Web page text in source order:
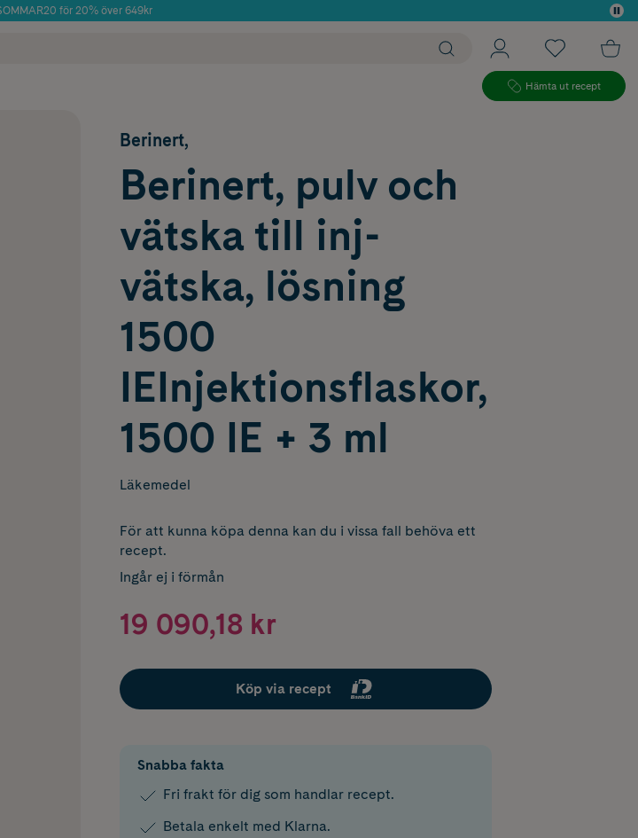
för 20% över 649kr
Hämta ut recept
Berinert,
Berinert, pulv och
vätska till inj-
vätska, lösning
1500
IEInjektionsflaskor,
1500 IE + 3 ml
Läkemedel
För att kunna köpa denna kan du i vissa fall behöva ett
recept.
Ingår ej i förmån
19 090,18 kr
Köp via recept
Snabba fakta
Fri frakt för dig som handlar recept.
Betala enkelt med Klarna.